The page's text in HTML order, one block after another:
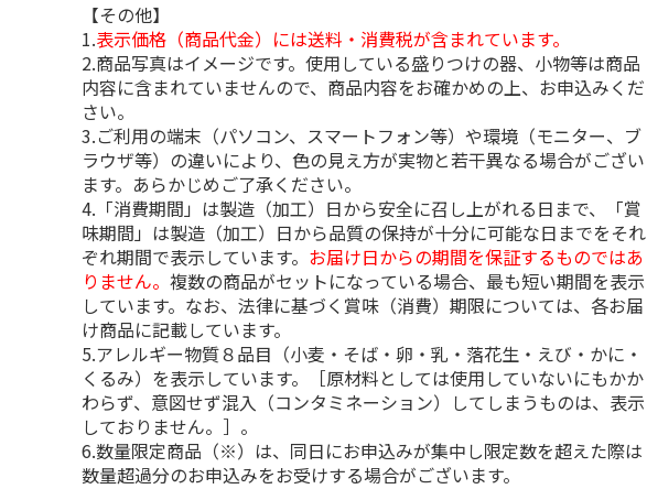
【その他】
1.表示価格（商品代金）には送料・消費税が含まれています。
2.商品写真はイメージです。使用している盛りつけの器、小物等は商品
内容に含まれていませんので、商品内容をお確かめの上、お申込みくだ
さい。
3.ご利用の端末（パソコン、スマートフォン等）や環境（モニター、ブ
ラウザ等）の違いにより、色の見え方が実物と若干異なる場合がござい
ます。あらかじめご了承ください。
4.「消費期間」は製造（加工）日から安全に召し上がれる日まで、「賞
味期間」は製造（加工）日から品質の保持が十分に可能な日までをそれ
ぞれ期間で表示しています。 お届け日からの期間を保証するものではあ
りません。複数の商品がセットになっている場合、最も短い期間を表示
しています。なお、法律に基づく賞味（消費）期限については、各お届
け商品に記載しています。
5.アレルギー物質８品目（小麦・そば・卵・乳・落花生・えび・かに・
くるみ）を表示しています。［原材料としては使用していないにもかか
わらず、意図せず混入（コンタミネーション）してしまうものは、表示
しておりません。］。
6.数量限定商品（※）は、同日にお申込みが集中し限定数を超えた際は
数量超過分のお申込みをお受けする場合がございます。